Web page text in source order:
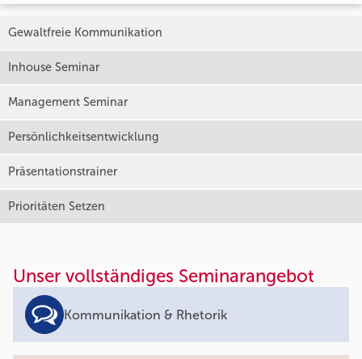
Gewaltfreie Kommunikation
Inhouse Seminar
Management Seminar
Persönlichkeitsentwicklung
Präsentationstrainer
Prioritäten Setzen
Unser vollständiges Seminarangebot
Kommunikation & Rhetorik